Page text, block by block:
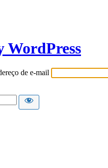
WordPress
de e-mail